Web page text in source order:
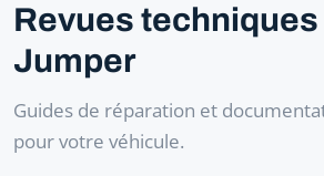
Revues
Jumper
Guides de réparation et
pour votre véhicule.